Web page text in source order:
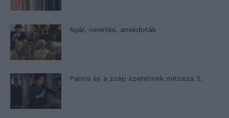
Nyár, nevetés, anekdoták
Panna és a szép szerelmek mítosza 3.